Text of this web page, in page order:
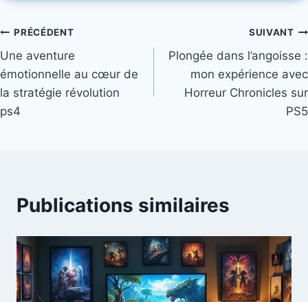
Navigation
de
l’article
PRÉCÉDENT
Une aventure
émotionnelle au cœur de
la stratégie révolution
ps4
SUIVANT
Plongée dans l’angoisse :
mon expérience avec
Horreur Chronicles sur
PS5
Publications similaires